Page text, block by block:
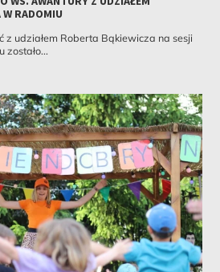
RADOMIU
udziałem Roberta Bąkiewicza na sesji
zostało...